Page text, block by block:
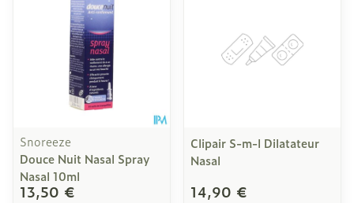
Snoreeze
Douce Nuit Nasal Spray
Nasal 10ml
13,50 €
Clipair S-m-l Dilatateur
Nasal
14,90 €